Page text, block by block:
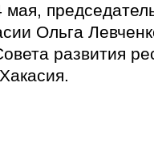
мая,
Ольга
развития